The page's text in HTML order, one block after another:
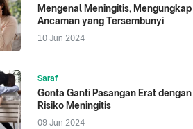
Mengenal Meningitis, Mengungkap
Ancaman yang Tersembunyi
10 Jun 2024
Saraf
Gonta Ganti Pasangan Erat dengan
Risiko Meningitis
09 Jun 2024